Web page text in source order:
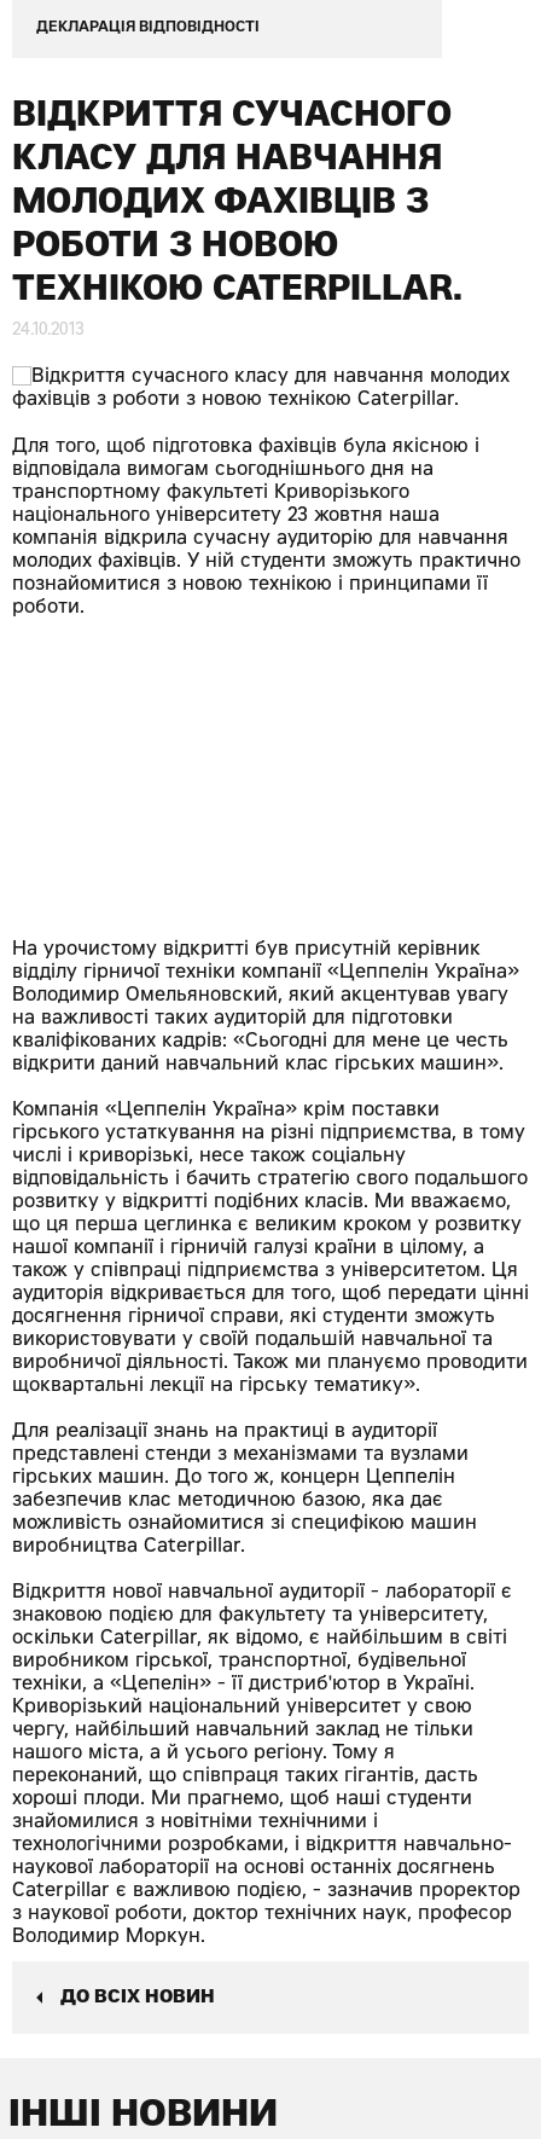
ДЕКЛАРАЦІЯ ВІДПОВІДНОСТІ
ВІДКРИТТЯ СУЧАСНОГО
КЛАСУ ДЛЯ НАВЧАННЯ
МОЛОДИХ ФАХІВЦІВ З
РОБОТИ З НОВОЮ
ТЕХНІКОЮ CATERPILLAR.
24.10.2013
Для того, щоб підготовка фахівців була якісною і
відповідала вимогам сьогоднішнього дня на
транспортному факультеті Криворізького
національного університету 23 жовтня наша
компанія відкрила сучасну аудиторію для навчання
молодих фахівців. У ній студенти зможуть практично
познайомитися з новою технікою і принципами її
роботи.
На урочистому відкритті був присутній керівник
відділу гірничої техніки компанії «Цеппелін Україна»
Володимир Омельяновский, який акцентував увагу
на важливості таких аудиторій для підготовки
кваліфікованих кадрів: «Сьогодні для мене це честь
відкрити даний навчальний клас гірських машин».
Компанія «Цеппелін Україна» крім поставки
гірського устаткування на різні підприємства, в тому
числі і криворізькі, несе також соціальну
відповідальність і бачить стратегію свого подальшого
розвитку у відкритті подібних класів. Ми вважаємо,
що ця перша цеглинка є великим кроком у розвитку
нашої компанії і гірничій галузі країни в цілому, а
також у співпраці підприємства з університетом. Ця
аудиторія відкривається для того, щоб передати цінні
досягнення гірничої справи, які студенти зможуть
використовувати у своїй подальшій навчальної та
виробничої діяльності. Також ми плануємо проводити
щоквартальні лекції на гірську тематику».
Для реалізації знань на практиці в аудиторії
представлені стенди з механізмами та вузлами
гірських машин. До того ж, концерн Цеппелін
забезпечив клас методичною базою, яка дає
можливість ознайомитися зі специфікою машин
виробництва Caterpillar.
Відкриття нової навчальної аудиторії - лабораторії є
знаковою подією для факультету та університету,
оскільки Caterpillar, як відомо, є найбільшим в світі
виробником гірської, транспортної, будівельної
техніки, а «Цепелін» - її дистриб'ютор в Україні.
Криворізький національний університет у свою
чергу, найбільший навчальний заклад не тільки
нашого міста, а й усього регіону. Тому я
переконаний, що співпраця таких гігантів, дасть
хороші плоди. Ми прагнемо, щоб наші студенти
знайомилися з новітніми технічними і
технологічними розробками, і відкриття навчально-
наукової лабораторії на основі останніх досягнень
Caterpillar є важливою подією, - зазначив проректор
з наукової роботи, доктор технічних наук, професор
Володимир Моркун.
ДО ВСІХ НОВИН
ІНШІ НОВИНИ